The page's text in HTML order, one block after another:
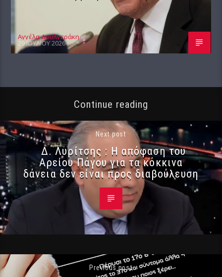
Αγγέλα Δουλγεράκη
29 ΙΟΥΛΊΟΥ 2026
Continue reading
Next post
Δ. Λυρίτσης : Η απόφαση του
Αρείου Πάγου για τα κόκκινα
δάνεια δεν είναι προς διαβούλευση
Previous post